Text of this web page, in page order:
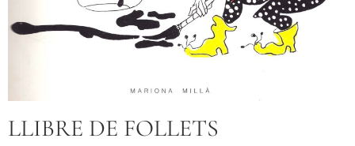
LLIBRE DE FOLLETS